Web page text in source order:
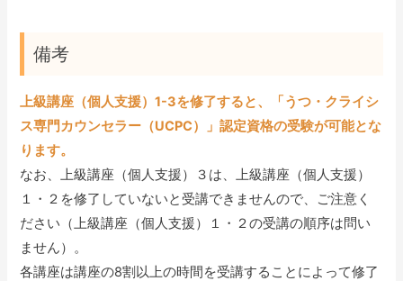
備考
上級講座（個人支援）1-3を修了すると、「うつ・クライシ
ス専門カウンセラー（UCPC）」認定資格の受験が可能とな
ります。
なお、上級講座（個人支援）３は、上級講座（個人支援）
１・２を修了していないと受講できませんので、ご注意く
ださい（上級講座（個人支援）１・２の受講の順序は問い
ません）。
各講座は講座の8割以上の時間を受講することによって修了